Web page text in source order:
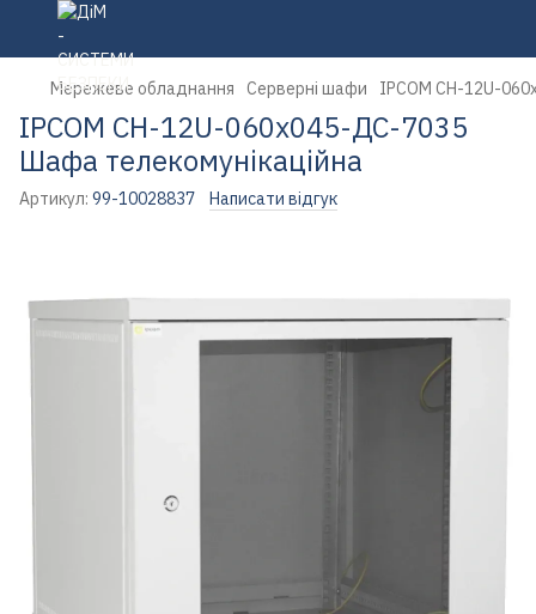
Мережеве обладнання Серверні шафи IPCOM СН-12U-
IPCOM СН-12U-060х045-ДС-7035
Шафа телекомунікаційна
Артикул: 99-10028837 Написати відгук